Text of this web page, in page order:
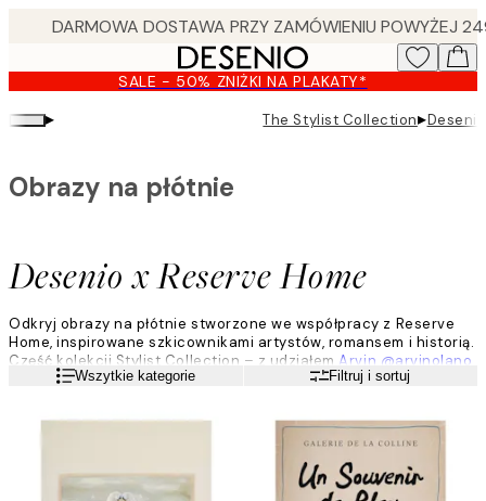
content.
SALE - 50% ZNIŻKI NA PLAKATY*
▸ The Stylist Collection▸
Desenio x Reserve Home
Obrazy na płótnie
Odkryj obrazy na płótnie stworzone we współpracy z Reserve
Home, inspirowane szkicownikami artystów, romansem i historią.
Część kolekcji Stylist Collection – z udziałem Arvin @arvinolano
Saraa @sareish.
Czytaj więcejWszytkie kategorie Filtruj i sortuj